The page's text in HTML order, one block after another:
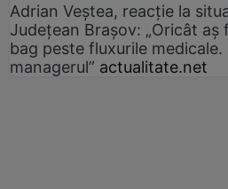
Adrian Veștea, reacție la
Județean Brașov: „Oricât
bag peste fluxurile
managerul” actualitate.net